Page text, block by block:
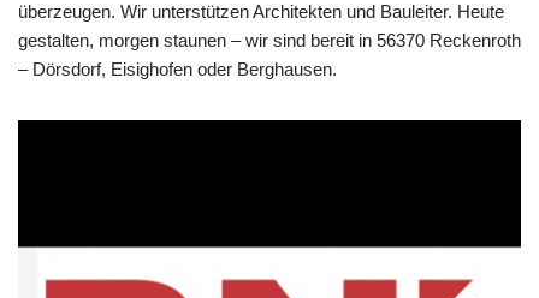
überzeugen. Wir unterstützen Architekten und Bauleiter. Heute
gestalten, morgen staunen – wir sind bereit in 56370 Reckenroth
– Dörsdorf, Eisighofen oder Berghausen.